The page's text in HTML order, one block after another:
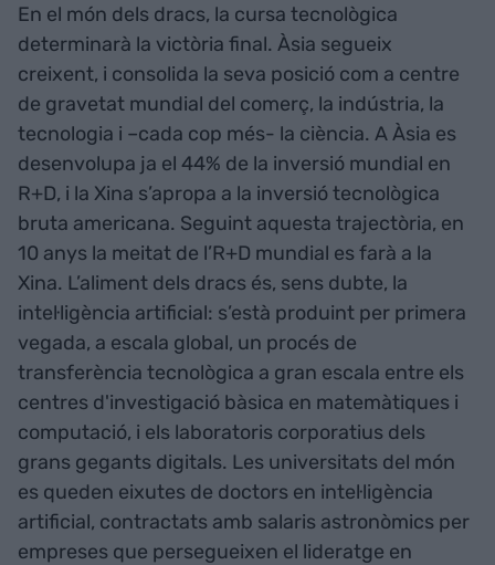
En el món dels dracs, la cursa tecnològica
determinarà la victòria final. Àsia segueix
creixent, i consolida la seva posició com a centre
de gravetat mundial del comerç, la indústria, la
tecnologia i –cada cop més- la ciència. A Àsia es
desenvolupa ja el 44% de la inversió mundial en
R+D, i la Xina s’apropa a la inversió tecnològica
bruta americana. Seguint aquesta trajectòria, en
10 anys la meitat de l’R+D mundial es farà a la
Xina. L’aliment dels dracs és, sens dubte, la
intel·ligència artificial: s’està produint per primera
vegada, a escala global, un procés de
transferència tecnològica a gran escala entre els
centres d'investigació bàsica en matemàtiques i
computació, i els laboratoris corporatius dels
grans gegants digitals. Les universitats del món
es queden eixutes de doctors en intel·ligència
artificial, contractats amb salaris astronòmics per
empreses que persegueixen el lideratge en